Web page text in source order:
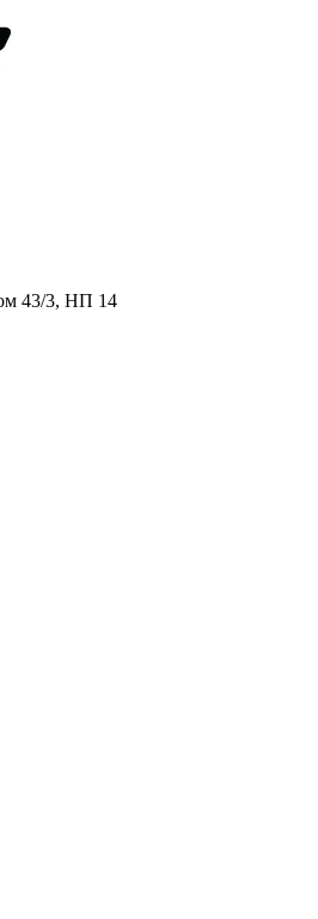
43/3, НП 14